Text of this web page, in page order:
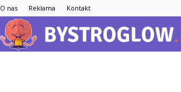
O nas Reklama Kontakt